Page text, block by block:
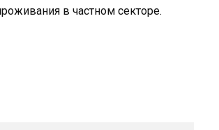
в частном секторе.